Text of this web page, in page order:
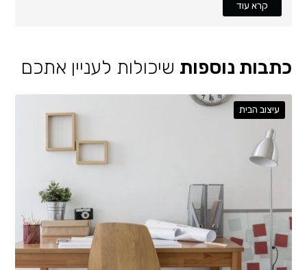
קרא עוד
כתבות נוספות שיכולות לעניין אתכם
עיצוב הבית